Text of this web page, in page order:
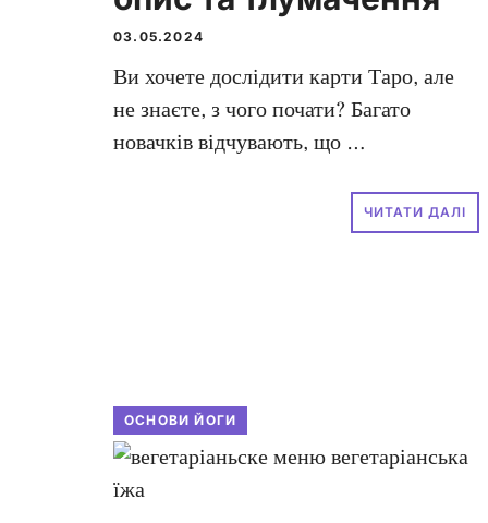
03.05.2024
Ви хочете дослідити карти Таро, але
не знаєте, з чого почати? Багато
новачків відчувають, що …
ЧИТАТИ ДАЛІ
ОСНОВИ ЙОГИ